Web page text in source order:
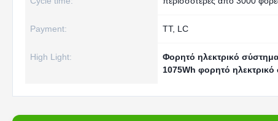
Payment: TT, LC
High Light: Φορητό ηλεκτρικό
1075Wh φορητό